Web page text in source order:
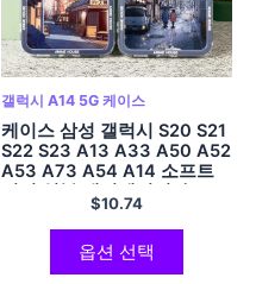
갤럭시 A14 5G 케이스
케이스 삼성 갤럭시 S20 S21
S22 S23 A13 A33 A50 A52
A53 A73 A54 A14 소프트
커버 일본 애니메이션 손으로
그린 ​​집 풍경
$10.74
옵션 선택